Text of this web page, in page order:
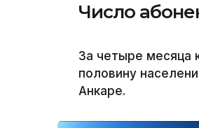
Число
За четыре месяца
половину
Анкаре.